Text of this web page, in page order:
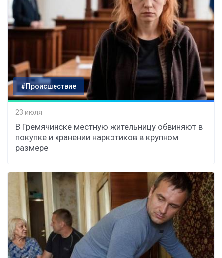
#Происшествие
23 июля
В Гремячинске местную жительницу обвиняют в
покупке и хранении наркотиков в крупном
размере